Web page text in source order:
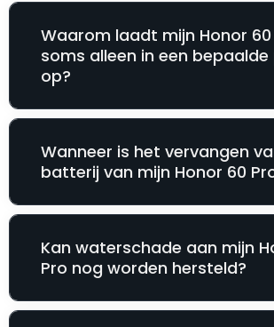
Waarom laadt mijn Honor 60
soms alleen in een
op?
Wanneer is het vervangen
batterij van mijn Honor 60
Kan waterschade aan mijn
Pro nog worden hersteld?